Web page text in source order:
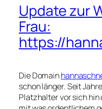
Update zur
Frau:
https://
Die Domain
schon länger. Seit
Platzhalter vor sich